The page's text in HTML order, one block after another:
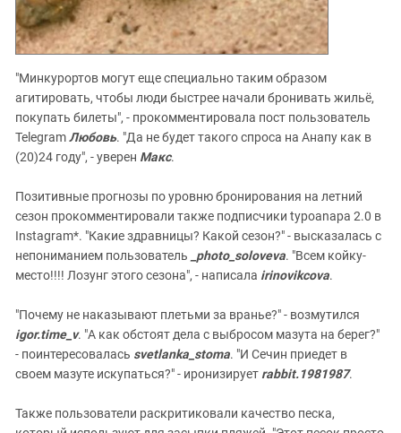
"Минкурортов могут еще специально таким образом
агитировать, чтобы люди быстрее начали бронивать жильё,
покупать билеты", - прокомментировала пост пользователь
TelegramЛюбовь. "Да не будет такого спроса на Анапу как в
(20)24 году", - уверен Макс.
Позитивные прогнозы по уровню бронирования на летний
сезон прокомментировали также подписчики typoanapa 2.0 в
Instagram*. "Какие здравницы? Какой сезон?" - высказалась с
непониманием пользователь
_photo_soloveva. "Всем койку-
место!!!! Лозунг этого сезона", - написала irinovikcova.
"Почему не наказывают плетьми за вранье?" - возмутился
igor.time_v. "А как обстоят дела с выбросом мазута на берег?"
- поинтересовалась svetlanka_stoma. "И Сечин приедет в
своем мазуте искупаться?" - иронизирует rabbit.1981987.
Также пользователи раскритиковали качество песка,